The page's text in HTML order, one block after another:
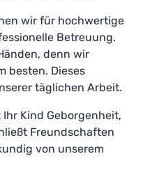
wir für hochwertige
Betreuung.
denn wir
besten. Dieses
täglichen Arbeit.
Kind Geborgenheit,
Freundschaften
von unserem